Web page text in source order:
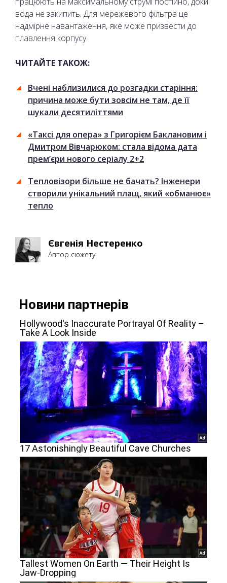
вода не закипить. Для мережевого фільтра це
надмірне навантаження, яке може призвести до
плавлення корпусу.
ЧИТАЙТЕ ТАКОЖ:
Вчені наблизилися до розгадки старіння:
причина може бути зовсім не там, де її
шукали десятиліттями
«Таксі для опера» з Григорієм Баклановим і
Дмитром Вівчарюком: стала відома дата
прем’єри нового серіалу 2+2
Тепловізори більше не бачать? Інженери
створили унікальний плащ, який «обманює»
тепло
Євгенія Нестеренко
Автор сюжету